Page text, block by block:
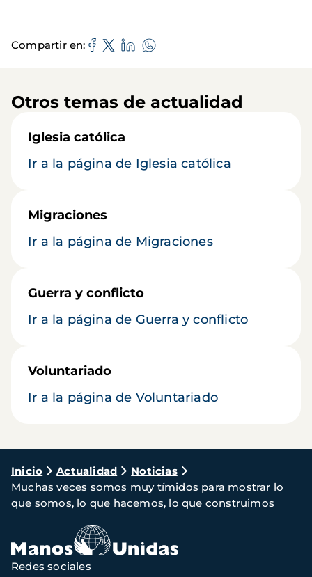
Compartir en
Otros temas de actualidad
Iglesia católica
Ir a la página de Iglesia católica
Migraciones
Ir a la página de Migraciones
Guerra y conflicto
Ir a la página de Guerra y conflicto
Voluntariado
Ir a la página de Voluntariado
Ruta
de
navegación
Inicio Actualidad
Noticias
Muchas veces somos muy tímidos para mostrar lo
que somos, lo que hacemos, lo que construimos
Redes sociales